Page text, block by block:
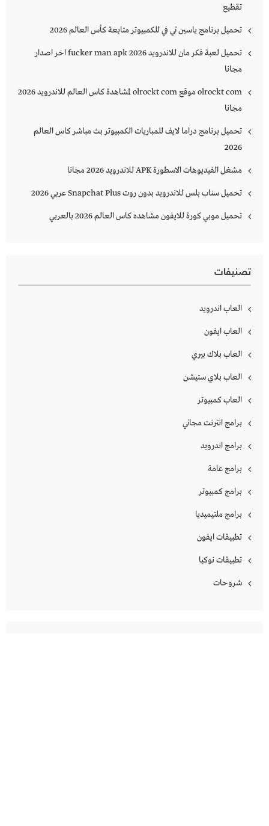
تقطيع
تحميل برنامج ياسين تي في للكمبيوتر متابعة كأس العالم 2026
تحميل لعبة فكر مان للاندرويد 2026 fucker man apk اخر اصدار
مجانا
olrockt com موقع olrockt com لمشاهدة كاس العالم للاندرويد 2026
مجانا
تحميل برنامج دراما لايف للمباريات الكمبيوتر بث مباشر كاس العالم
2026
مشغل الفيديوهات الاسطورة APK للاندرويد 2026 مجانا
تحميل سناب بلس للاندرويد بدون روت Snapchat Plus‏ عربي 2026
تحميل موبي كورة للايفون مشاهده كاس العالم 2026 بالعربي
تصنيفات
العاب اندرويد
العاب ايفون
العاب بلاك بيري
العاب بلاي ستيشن
العاب كمبيوتر
برامج انترنت مجاني
برامج اندرويد
برامج عامة
برامج كمبيوتر
برامج ملتيميديا
تطبيقات ايفون
تطبيقات نوكيا
شروحات